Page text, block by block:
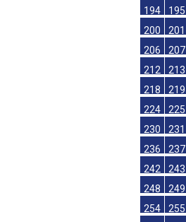
194
195
200
201
206
207
212
213
218
219
224
225
230
231
236
237
242
243
248
249
254
255